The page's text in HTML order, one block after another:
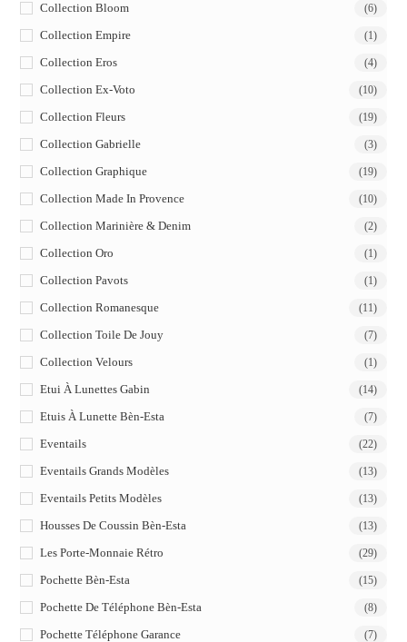
Collection Bloom (6)
Collection Empire (1)
Collection Eros (4)
Collection Ex-Voto (10)
Collection Fleurs (19)
Collection Gabrielle (3)
Collection Graphique (19)
Collection Made In Provence (10)
Collection Marinière & Denim (2)
Collection Oro (1)
Collection Pavots (1)
Collection Romanesque (11)
Collection Toile De Jouy (7)
Collection Velours (1)
Etui À Lunettes Gabin (14)
Etuis À Lunette Bèn-Esta (7)
Eventails (22)
Eventails Grands Modèles (13)
Eventails Petits Modèles (13)
Housses De Coussin Bèn-Esta (13)
Les Porte-Monnaie Rétro (29)
Pochette Bèn-Esta (15)
Pochette De Téléphone Bèn-Esta (8)
Pochette Téléphone Garance (7)